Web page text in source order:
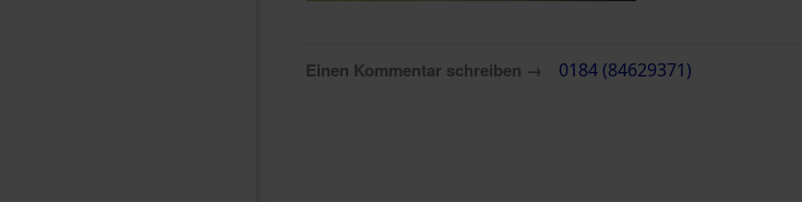
Einen Kommentar schreiben → 0184 (84629371)